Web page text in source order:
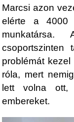
Marcsi azon
elérte a 4000
munkatársa.
csoportszinten
problémát
róla, mert
lett volna ott,
embereket.